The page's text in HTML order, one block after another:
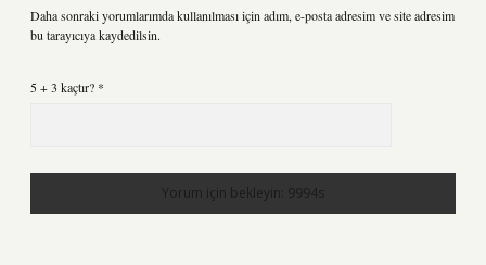
Daha sonraki yorumlarımda kullanılması için adım, e-posta adresim ve site adresim
bu tarayıcıya kaydedilsin.
5 + 3 kaçtır? *